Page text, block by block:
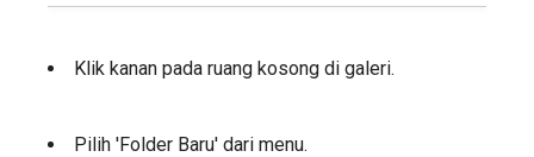
Klik kanan pada ruang kosong di galeri.
Pilih 'Folder Baru' dari menu.